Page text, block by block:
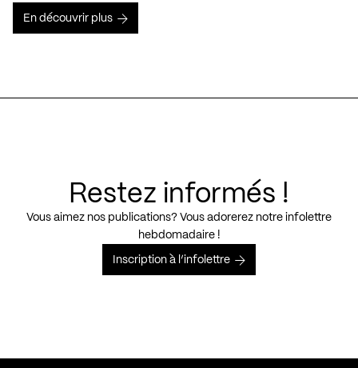
En découvrir plus
Restez informés !
Vous aimez nos publications? Vous adorerez notre infolettre
hebdomadaire !
Inscription à l’infolettre